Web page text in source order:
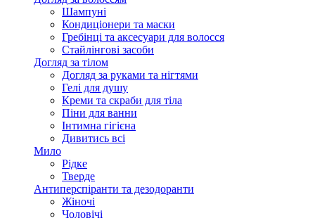
Шампуні
Кондиціонери та маски
Гребінці та аксесуари для волосся
Стайлінгові засоби
Догляд за тілом
Догляд за руками та нігтями
Гелі для душу
Креми та скраби для тіла
Піни для ванни
Інтимна гігієна
Дивитись всі
Мило
Рідке
Тверде
Антиперспіранти та дезодоранти
Жіночі
Чоловічі